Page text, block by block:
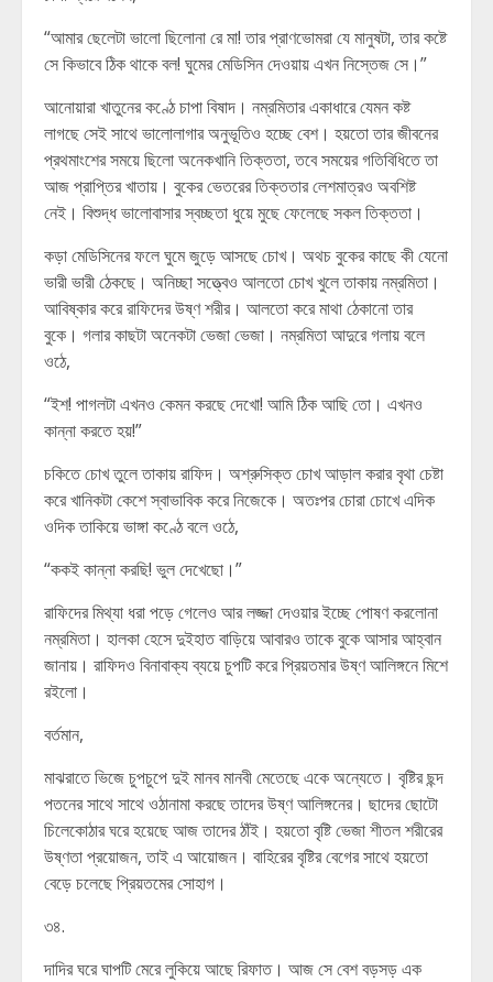
“আমার ছেলেটা ভালো ছিলোনা রে মা! তার প্রাণভোমরা যে মানুষটা, তার কষ্টে
সে কিভাবে ঠিক থাকে বল! ঘুমের মেডিসিন দেওয়ায় এখন নিস্তেজ সে।”
আনোয়ারা খাতুনের কণ্ঠে চাপা বিষাদ। নম্রমিতার একাধারে যেমন কষ্ট
লাগছে সেই সাথে ভালোলাগার অনুভূতিও হচ্ছে বেশ। হয়তো তার জীবনের
প্রথমাংশের সময়ে ছিলো অনেকখানি তিক্ততা, তবে সময়ের গতিবিধিতে তা
আজ প্রাপ্তির খাতায়। বুকের ভেতরের তিক্ততার লেশমাত্রও অবশিষ্ট
নেই। বিশুদ্ধ ভালোবাসার স্বচ্ছতা ধুয়ে মুছে ফেলেছে সকল তিক্ততা।
কড়া মেডিসিনের ফলে ঘুমে জুড়ে আসছে চোখ। অথচ বুকের কাছে কী যেনো
ভারী ভারী ঠেকছে। অনিচ্ছা সত্ত্বেও আলতো চোখ খুলে তাকায় নম্রমিতা।
আবিষ্কার করে রাফিদের উষ্ণ শরীর। আলতো করে মাথা ঠেকানো তার
বুকে। গলার কাছটা অনেকটা ভেজা ভেজা। নম্রমিতা আদুরে গলায় বলে
ওঠে,
“ইশ! পাগলটা এখনও কেমন করছে দেখো! আমি ঠিক আছি তো। এখনও
কান্না করতে হয়!”
চকিতে চোখ তুলে তাকায় রাফিদ। অশ্রুসিক্ত চোখ আড়াল করার বৃথা চেষ্টা
করে খানিকটা কেশে স্বাভাবিক করে নিজেকে। অতঃপর চোরা চোখে এদিক
ওদিক তাকিয়ে ভাঙ্গা কণ্ঠে বলে ওঠে,
“ককই কান্না করছি! ভুল দেখেছো।”
রাফিদের মিথ্যা ধরা পড়ে গেলেও আর লজ্জা দেওয়ার ইচ্ছে পোষণ করলোনা
নম্রমিতা। হালকা হেসে দুইহাত বাড়িয়ে আবারও তাকে বুকে আসার আহ্বান
জানায়। রাফিদও বিনাবাক্য ব্যয়ে চুপটি করে প্রিয়তমার উষ্ণ আলিঙ্গনে মিশে
রইলো।
বর্তমান,
মাঝরাতে ভিজে চুপচুপে দুই মানব মানবী মেতেছে একে অন্যেতে। বৃষ্টির ছন্দ
পতনের সাথে সাথে ওঠানামা করছে তাদের উষ্ণ আলিঙ্গনের। ছাদের ছোটো
চিলেকোঠার ঘরে হয়েছে আজ তাদের ঠাঁই। হয়তো বৃষ্টি ভেজা শীতল শরীরের
উষ্ণতা প্রয়োজন, তাই এ আয়োজন। বাহিরের বৃষ্টির বেগের সাথে হয়তো
বেড়ে চলেছে প্রিয়তমের সোহাগ।
৩৪.
দাদির ঘরে ঘাপটি মেরে লুকিয়ে আছে রিফাত। আজ সে বেশ বড়সড় এক